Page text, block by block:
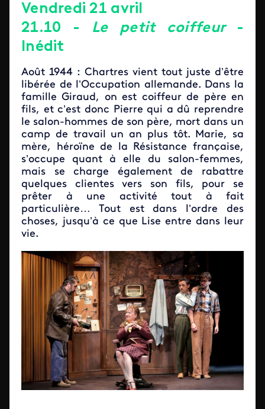
Vendredi 21 avril
21.10 - Le petit coiffeur -
Inédit
Août 1944 : Chartres vient tout juste d’être
libérée de l’Occupation allemande. Dans la
famille Giraud, on est coiffeur de père en
fils, et c’est donc Pierre qui a dû reprendre
le salon-hommes de son père, mort dans un
camp de travail un an plus tôt. Marie, sa
mère, héroïne de la Résistance française,
s’occupe quant à elle du salon-femmes,
mais se charge également de rabattre
quelques clientes vers son fils, pour se
prêter à une activité tout à fait
particulière… Tout est dans l’ordre des
choses, jusqu’à ce que Lise entre dans leur
vie.